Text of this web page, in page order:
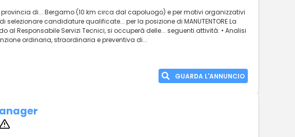
di... Bergamo (10 km circa dal capoluogo) e per motivi organizzativi
selezionare candidature qualificate... per la posizione di MANUTENTORE La
al Responsabile Servizi Tecnici, si occuperà delle... seguenti attività: • Analisi
ordinaria, straordinaria e preventiva di...
GUARDA L'ANNUNCIO